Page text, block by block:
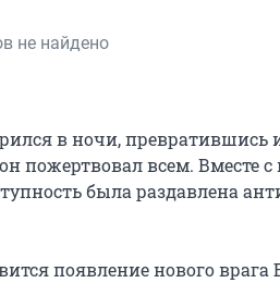
не найдено
в ночи, превратившись
пожертвовал всем. Вместе
была раздавлена
появление нового